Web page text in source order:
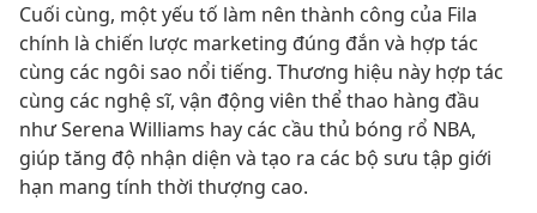
Cuối cùng, một yếu tố làm nên thành công của Fila
chính là chiến lược marketing đúng đắn và hợp tác
cùng các ngôi sao nổi tiếng. Thương hiệu này hợp tác
cùng các nghệ sĩ, vận động viên thể thao hàng đầu
như Serena Williams hay các cầu thủ bóng rổ NBA,
giúp tăng độ nhận diện và tạo ra các bộ sưu tập giới
hạn mang tính thời thượng cao.